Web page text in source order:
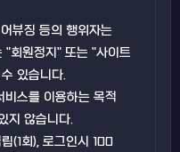
뷰징 등의 행위자는
"회원정지" 또는 "사이트
있습니다.
비스를 이용하는 목적
지 않습니다.
(1회), 로그인시 100